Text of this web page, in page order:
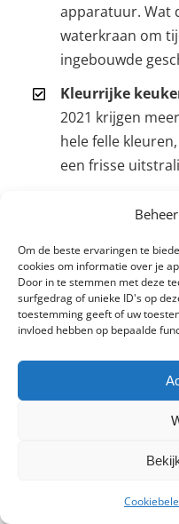
Om de beste ervaringen te
cookies om informatie over je
Door in te stemmen met deze
surfgedrag of unieke ID's op
toestemming geeft of uw
invloed hebben op bepaalde
apparatuur. Wat
waterkraan om
ingebouwde
Kleurrijke
2021 krijgen
hele felle
een frisse
Vind een
Gratis